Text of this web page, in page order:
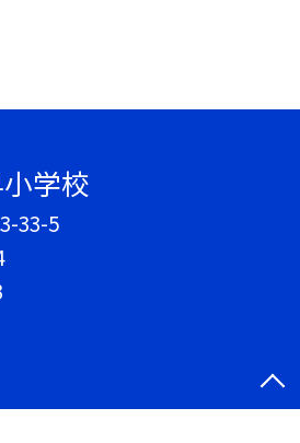
学校
33-5